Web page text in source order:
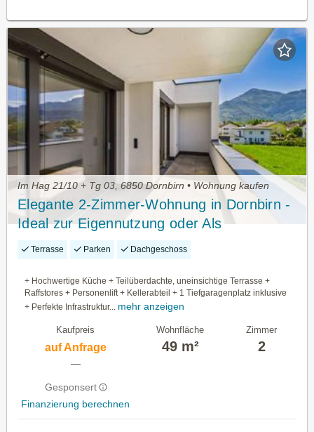
Im Hag 21/10 + Tg 03, 6850 Dornbirn • Wohnung kaufen
Elegante 2-Zimmer-Wohnung in Dornbirn -
Ideal zur Eigennutzung oder Als
Investment
Terrasse Parken Dachgeschoss
+ Hochwertige Küche + Teilüberdachte, uneinsichtige Terrasse +
Raffstores + Personenlift + Kellerabteil + 1 Tiefgaragenplatz inklusive
+ Perfekte Infrastruktur... mehr anzeigen
Kaufpreis
auf Anfrage
—
Gesponsert
Finanzierung berechnen
Wohnfläche
49 m²
Zimmer
2